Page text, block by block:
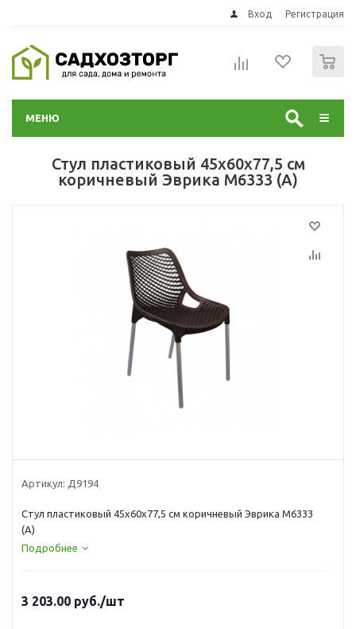
Вход Регистрация
МЕНЮ
Стул пластиковый 45х60х77,5 см
коричневый Эврика М6333 (А)
Артикул: Д9194
Стул пластиковый 45х60х77,5 см коричневый Эврика М6333
(А)
Подробнее
3 203.00 руб./шт